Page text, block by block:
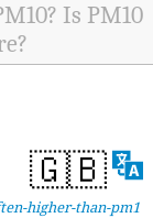
Is PM10
🇬🇧
higher-than-pm1